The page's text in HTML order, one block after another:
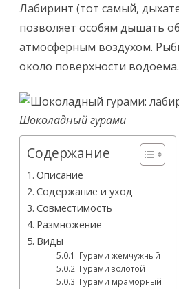
Лабиринт (тот самый,
позволяет особям дышать
атмосферным воздухом.
около поверхности водоема.
Шоколадный гурами
Содержание
Описание
Содержание и уход
Совместимость
Размножение
Виды
Гурами жемчужный
Гурами золотой
Гурами мраморный